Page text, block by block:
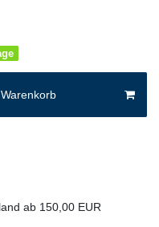
ab 150,00 EUR